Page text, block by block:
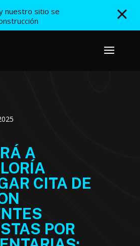
nuestro sitio se
A
CITA DE
POR